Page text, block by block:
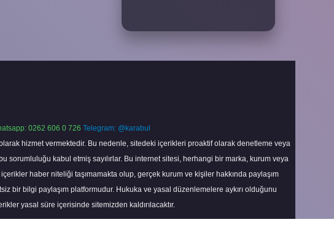
0262 606 0 726 Telegram: @karabul
hizmet vermektedir. Bu nedenle, sitedeki içerikleri proaktif olarak denetleme veya
sorumluluğu kabul etmiş sayılırlar. Bu internet sitesi, herhangi bir marka, kurum veya
haber niteliği taşımamakta olup, gerçek kurum ve kişiler hakkında paylaşım
bir bilgi paylaşım platformudur. Hukuka ve yasal düzenlemelere aykırı olduğunu
yasal süre içerisinde sitemizden kaldırılacaktır.